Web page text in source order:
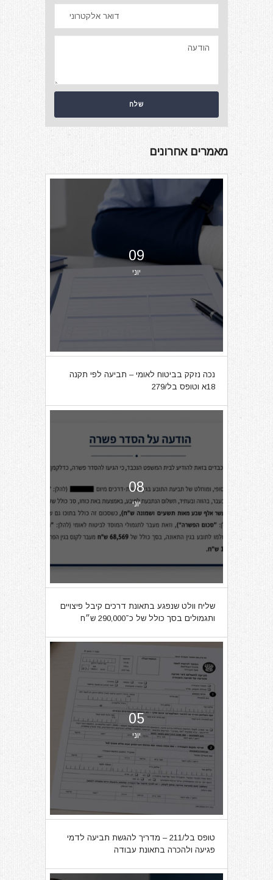
מאמרים אחרונים
09
יוני
נכה נזקק בביטוח לאומי – תביעה לפי תקנה
18א וטופס בל/279
08
יוני
שליח וולט שנפגע בתאונת דרכים קיבל פיצויים
ותגמולים בסך כולל של כ־290,000 ש״ח
05
יוני
טופס בל/211 – מדריך להגשת תביעה לדמי
פגיעה ולהכרה בתאונת עבודה